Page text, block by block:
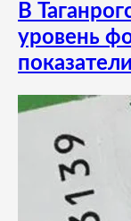
В
уровень